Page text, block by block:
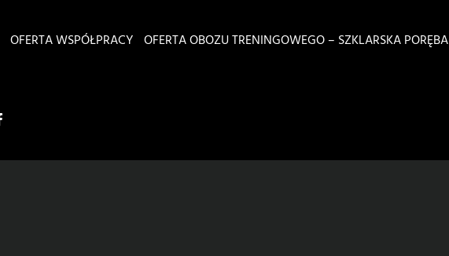
OFERTA WSPÓŁPRACY OFERTA OBOZU TRENINGOWEGO – SZKLARSKA PORĘBA